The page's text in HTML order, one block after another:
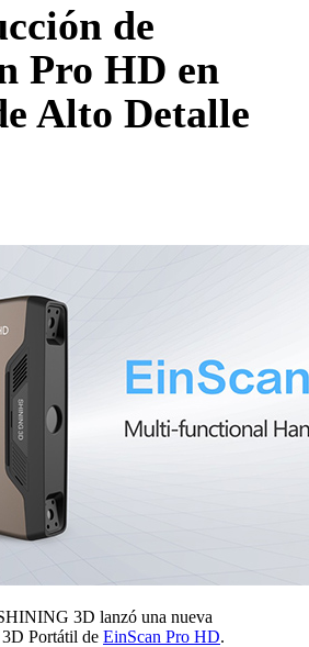
de
Pro HD en
Alto Detalle
3D lanzó una nueva
Portátil de EinScan Pro HD.